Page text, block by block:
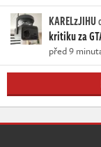
KARELzJIHU
kritiku za
před 9